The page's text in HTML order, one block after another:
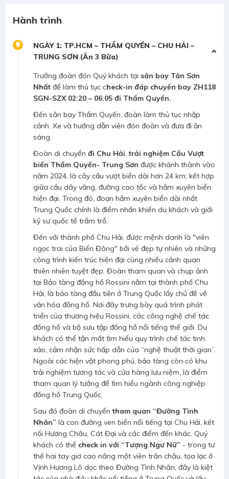
Hành trình
NGÀY 1: TP.HCM – THẨM QUYẾN – CHU HẢI –
TRUNG SƠN (Ăn 3 Bữa)
Trưởng đoàn đón Quý khách tại sân bay Tân Sơn
Nhất để làm thủ tục check-in đáp chuyến bay ZH118
SGN-SZX 02:20 – 06:05 đi Thẩm Quyến.
Đến sân bay Thẩm Quyến, đoàn làm thủ tục nhập
cảnh. Xe và hướng dẫn viên đón đoàn và đưa đi ăn
sáng.
Đoàn di chuyển đi Chu Hải trải nghiệm Cầu Vượt
biển Thẩm Quyến- Trung Sơn được khánh thành vào
năm 2024, là cây cầu vượt biển dài hơn 24 km, kết hợp
giữa cầu dây văng, đường cao tốc và hầm xuyên biển
hiện đại. Trong đó, đoạn hầm xuyên biển dài nhất
Trung Quốc chính là điểm nhấn khiến du khách và giới
kỹ sư quốc tế trầm trồ.
Đến với thành phố Chu Hải, được mệnh danh là "viên
ngọc trai của Biển Đông" bởi vẻ đẹp tự nhiên và những
công trình kiến trúc hiện đại cùng nhiều cảnh quan
thiên nhiên tuyệt đẹp. Đoàn tham quan và chụp ảnh
tại Bảo tàng đồng hồ Rossini nằm tại thành phố Chu
Hải, là bảo tàng đầu tiên ở Trung Quốc lấy chủ đề về
văn hóa đồng hồ. Nơi đây trưng bày quá trình phát
triển của thương hiệu Rossini, các công nghệ chế tác
đồng hồ và bộ sưu tập đồng hồ nổi tiếng thế giới. Du
khách có thể tận mắt tìm hiểu quy trình chế tác tinh
xảo, cảm nhận sức hấp dẫn của “nghệ thuật thời gian”.
Ngoài các hiện vật phong phú, bảo tàng còn có khu
trải nghiệm tương tác và cửa hàng lưu niệm, là điểm
tham quan lý tưởng để tìm hiểu ngành công nghiệp
đồng hồ Trung Quốc.
Sau đó đoàn di chuyểntham quan “Đường Tình
Nhân” là con đường ven biển nổi tiếng tại Chu Hải, kết
nối Hương Châu, Cát Đại và các điểm đến khác. Quý
khách có thể check in với “Tượng Ngư Nữ” - trong tư
thế hai tay giơ cao nâng một viên trân châu, tọa lạc ở
Vịnh Hương Lô dọc theo Đường Tình Nhân, đây là kiệt